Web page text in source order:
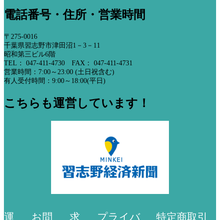
電話番号・住所・営業時間
〒275-0016
千葉県習志野市津田沼1－3－11
昭和第三ビル6階
TEL： 047-411-4730 FAX： 047-411-4731
営業時間：7:00～23:00 (土日祝含む)
有人受付時間：9:00～18:00(平日)
こちらも運営しています！
運 お問 求 プライバ 特定商取引